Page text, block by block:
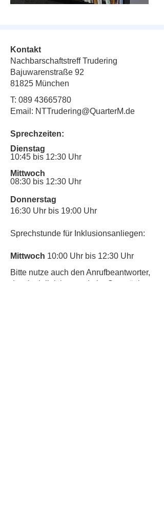
Kontakt
Nachbarschaftstreff Trudering
Bajuwarenstraße 92
81825 München
T: 089 43665780
Email: NTTrudering@QuarterM.de
Sprechzeiten:
Dienstag
10:45 bis 12:30 Uhr
Mittwoch
08:30 bis 12:30 Uhr
Donnerstag
16:30 Uhr bis 19:00 Uhr
Sprechstunde für Inklusionsanliegen:
Mittwoch 10:00 Uhr bis 12:30 Uhr
​Bitte nutze auch den Anrufbeantworter,
da wir vielleicht gerade im Gespräch